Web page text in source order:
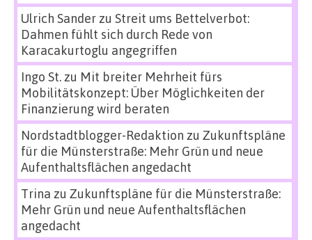
Ulrich Sanderzu Streit ums Bettelverbot:
Dahmen fühlt sich durch Rede von
Karacakurtoglu angegriffen
Ingo St.zu Mit breiter Mehrheit fürs
Mobilitätskonzept: Über Möglichkeiten der
Finanzierung wird beraten
Nordstadtblogger-Redaktion zu Zukunftspläne
für die Münsterstraße: Mehr Grün und neue
Aufenthaltsflächen angedacht
Trina zu Zukunftspläne für die Münsterstraße:
Mehr Grün und neue Aufenthaltsflächen
angedacht